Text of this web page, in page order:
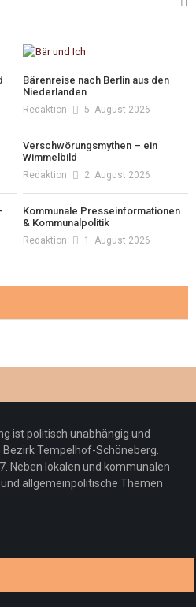
Bärenreise nach Berlin aus den
Niederlanden
Redaktion 5. August 2026
Verschwörungsmythen – ein
Wimmelbild
Redaktion 2. August 2026
Kommunale Presseinformationen
& Kommunalpolitik
Redaktion 1. August 2026
23. Juli 2026
mit Summer Sale und
Kollektion
19. Juli 2026
der Honig? – Neue EU-
gelten 14. Juni
zur Fußball-WM
ist politisch unabhängig und
Tempelhof-Schöneberg.
Neben lokalen und kommunalen
allgemeinpolitische Themen